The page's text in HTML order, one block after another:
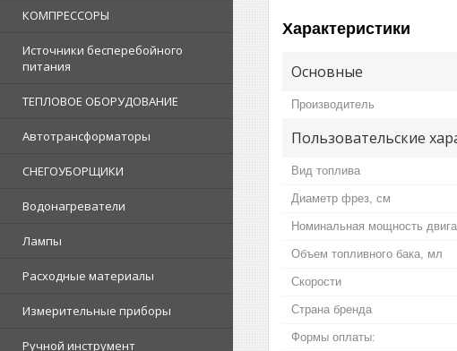
КОМПРЕССОРЫ
Источники бесперебойного
питания
ТЕПЛОВОЕ ОБОРУДОВАНИЕ
Автотрансформаторы
СНЕГОУБОРЩИКИ
Водонагреватели
Лампы
Расходные материалы
Измерительные приборы
Ручной инструмент
Характеристики
Основные
Производитель
Пользовательские
Вид топлива
Диаметр фрез, см
Номинальная мощность
Объем топливного бака, мл
Скорости
Страна бренда
Формы оплаты: